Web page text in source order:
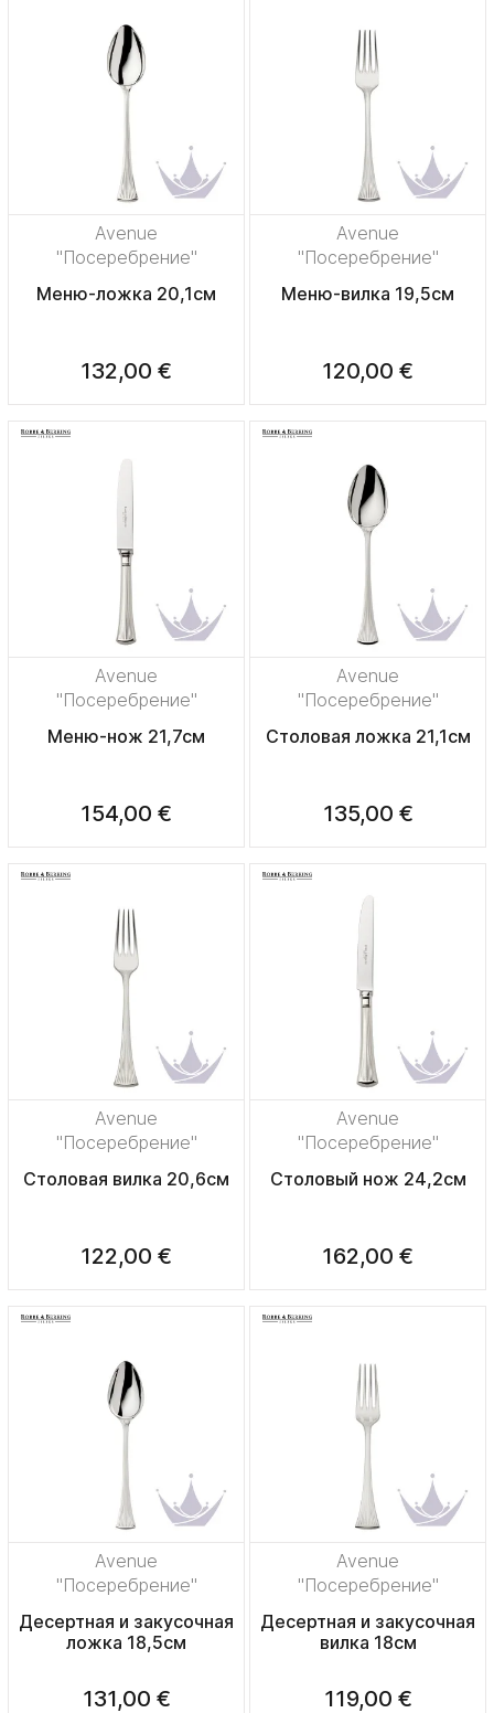
Avenue
"Посеребрение"
Меню-ложка 20,1см
132,00 €
Avenue
"Посеребрение"
Меню-вилка 19,5см
120,00 €
Avenue
"Посеребрение"
Меню-нож 21,7см
154,00 €
Avenue
"Посеребрение"
Столовая ложка 21,1см
135,00 €
Avenue
"Посеребрение"
Столовая вилка 20,6см
122,00 €
Avenue
"Посеребрение"
Столовый нож 24,2см
162,00 €
Avenue
"Посеребрение"
Десертная и закусочная
ложка 18,5см
131,00 €
Avenue
"Посеребрение"
Десертная и закусочная
вилка 18см
119,00 €